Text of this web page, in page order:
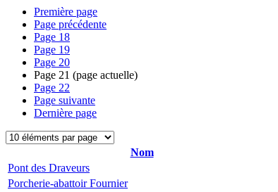
Première page
Page précédente
Page 18
Page 19
Page 20
Page 21 (page actuelle)
Page 22
Page suivante
Dernière page
Nom
Pont des Draveurs
Porcherie-abattoir Fournier